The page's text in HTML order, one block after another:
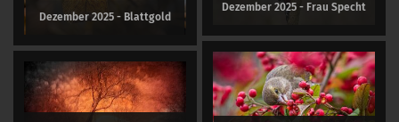
Dezember 2025 - Frau Specht
Dezember 2025 - Blattgold